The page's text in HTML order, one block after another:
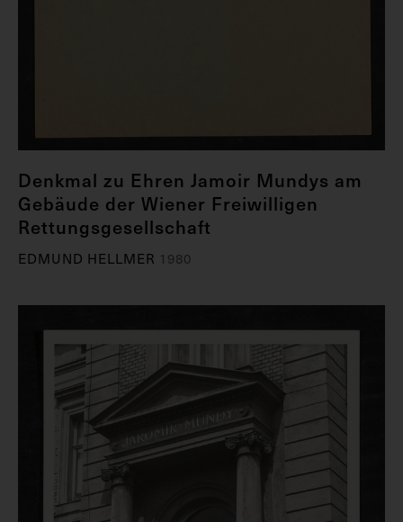
Denkmal zu Ehren Jamoir Mundys am
Gebäude der Wiener Freiwilligen
Rettungsgesellschaft
EDMUND HELLMER 1980